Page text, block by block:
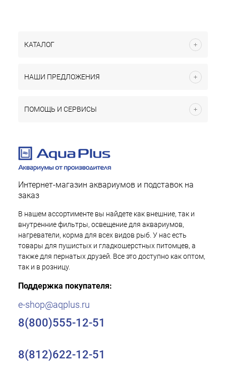
КАТАЛОГ
НАШИ ПРЕДЛОЖЕНИЯ
ПОМОЩЬ И СЕРВИСЫ
Интернет-магазин аквариумов и подставок на
заказ
В нашем ассортименте вы найдете как внешние, так и
внутренние фильтры, освещение для аквариумов,
нагреватели, корма для всех видов рыб. У нас есть
товары для пушистых и гладкошерстных питомцев, а
также для пернатых друзей. Все это доступно как оптом,
так и в розницу.
Поддержка покупателя:
e-shop@aqplus.ru
8(800)555-12-51
8(812)622-12-51